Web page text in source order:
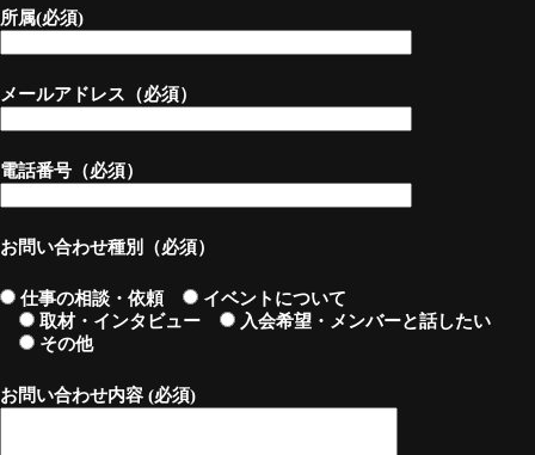
所属(必須)
メールアドレス（必須）
電話番号（必須）
お問い合わせ種別（必須）
仕事の相談・依頼
イベントについて
取材・インタビュー
入会希望・メンバーと話したい
その他
お問い合わせ内容 (必須)